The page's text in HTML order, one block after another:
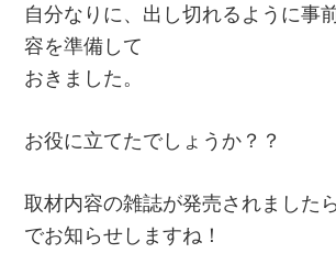
自分なりに、出し切れるように事
容を準備して
おきました。
お役に立てたでしょうか？？
取材内容の雑誌が発売されました
でお知らせしますね！